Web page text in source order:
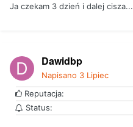
Ja czekam 3 dzień i dalej cisza...
Dawidbp
Napisano 3 Lipiec
Reputacja:
Status: